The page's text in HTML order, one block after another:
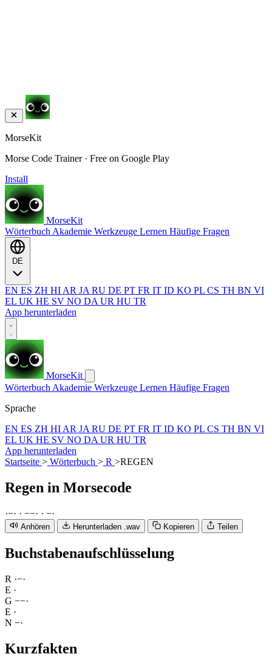
MorseKit
Morse Code Trainer · Free on Google Play
Install
MorseKit
Wörterbuch Akademie Werkzeuge Lernen Häufige Fragen
EN ES ZH HI AR JA RU DE PT FR IT ID KO PL CS TH BN VI
EL UK HE SV NO DA UR HU TR
App herunterladen
MorseKit
Wörterbuch Akademie Werkzeuge Lernen Häufige Fragen
Sprache
EN ES ZH HI AR JA RU DE PT FR IT ID KO PL CS TH BN VI
EL UK HE SV NO DA UR HU TR
App herunterladen
Startseite > Wörterbuch > R >REGEN
Regen in Morsecode
·−· · −−· · −·
Anhören Herunterladen .wav Kopieren Teilen
Buchstabenaufschlüsselung
R ·−·
E ·
G −−·
E ·
N −·
Kurzfakten